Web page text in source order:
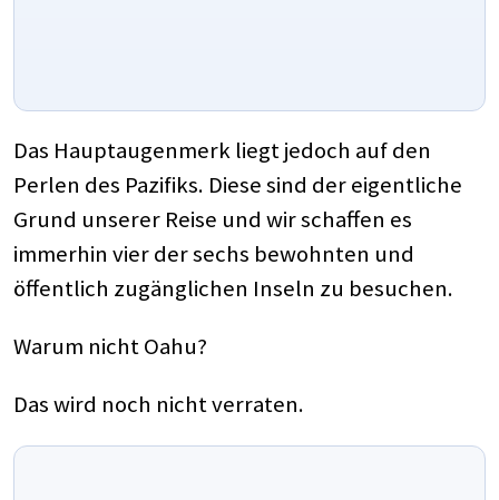
Das Hauptaugenmerk liegt jedoch auf den
Perlen des Pazifiks. Diese sind der eigentliche
Grund unserer Reise und wir schaffen es
immerhin vier der sechs bewohnten und
öffentlich zugänglichen Inseln zu besuchen.
Warum nicht Oahu?
Das wird noch nicht verraten.